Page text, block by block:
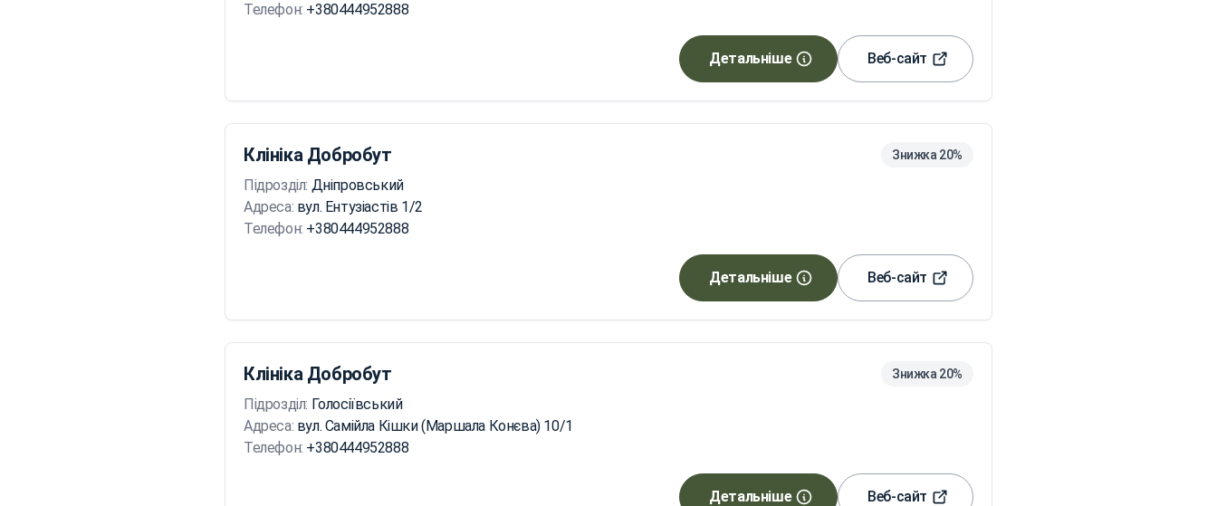
Телефон: +380444952888
Детальніше Веб-сайт
Клініка Добробут Знижка 20%
Підрозділ: Дніпровський
Адреса: вул. Ентузіастів 1/2
Телефон: +380444952888
Детальніше Веб-сайт
Клініка Добробут Знижка 20%
Підрозділ: Голосіївський
Адреса: вул. Самійла Кішки (Маршала Конєва) 10/1
Телефон: +380444952888
Детальніше Веб-сайт